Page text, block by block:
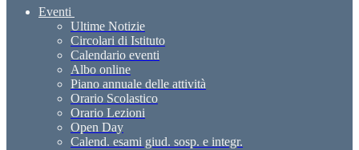
Eventi
Ultime Notizie
Circolari di Istituto
Calendario eventi
Albo online
Piano annuale delle attività
Orario Scolastico
Orario Lezioni
Open Day
Calend. esami giud. sosp. e integr.